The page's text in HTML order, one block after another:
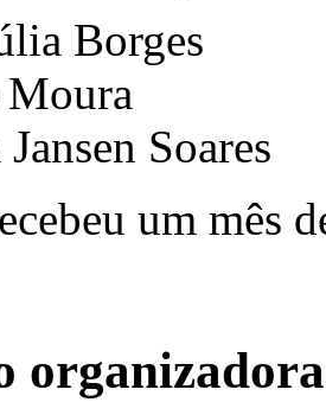
Borges
Soares
um mês
organizadora